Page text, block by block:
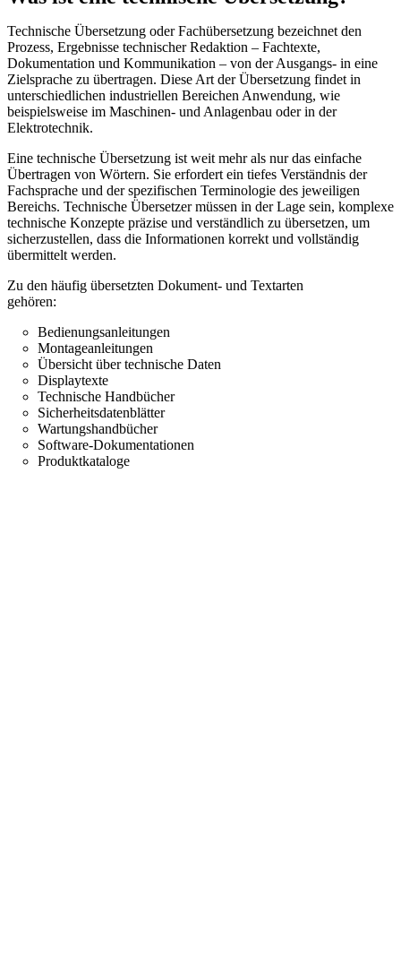
Technische Übersetzung oder Fachübersetzung bezeichnet den
Prozess, Ergebnisse technischer Redaktion – Fachtexte,
Dokumentation und Kommunikation – von der Ausgangs- in eine
Zielsprache zu übertragen. Diese Art der Übersetzung findet in
unterschiedlichen industriellen Bereichen Anwendung, wie
beispielsweise im Maschinen- und Anlagenbau oder in der
Elektrotechnik.
Eine technische Übersetzung ist weit mehr als nur das einfache
Übertragen von Wörtern. Sie erfordert ein tiefes Verständnis der
Fachsprache und der spezifischen Terminologie des jeweiligen
Bereichs. Technische Übersetzer müssen in der Lage sein, komplexe
technische Konzepte präzise und verständlich zu übersetzen, um
sicherzustellen, dass die Informationen korrekt und vollständig
übermittelt werden.
Zu den häufig übersetzten Dokument- und Textarten
gehören:
Bedienungsanleitungen
Montageanleitungen
Übersicht über technische Daten
Displaytexte
Technische Handbücher
Sicherheitsdatenblätter
Wartungshandbücher
Software-Dokumentationen
Produktkataloge